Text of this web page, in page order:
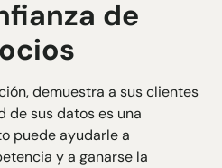
de
demuestra a sus clientes
de sus datos es una
puede ayudarle a
y a ganarse la